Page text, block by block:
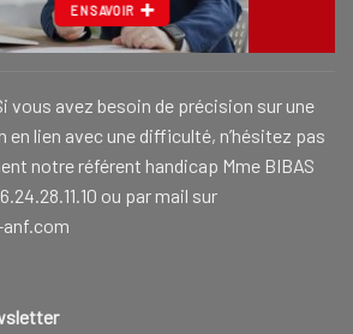
EN SAVOIR
vous avez besoin de précision sur une
lien avec une difficulté, n’hésitez pas
notre référent handicap Mme BIBAS
ou par mail sur